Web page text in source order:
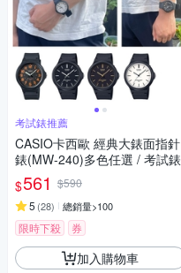
考試錶推薦
CASIO卡西歐 經典大錶面指針
錶(MW-240)多色任選 / 考試錶
$561 $590
5 (28) 總銷量>100
限時下殺 券
加入購物車